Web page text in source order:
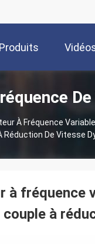
Produits
À Fréquence
Réduction De Vitesse
à fréquence
couple à